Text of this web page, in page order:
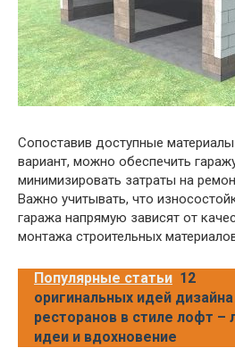
Сопоставив доступные
вариант, можно обеспечить
минимизировать затраты на
Важно учитывать, что
гаража напрямую зависят от
монтажа строительных
Популярные статьи 12
оригинальных идей
ресторанов в стиле лофт –
идеи и вдохновение